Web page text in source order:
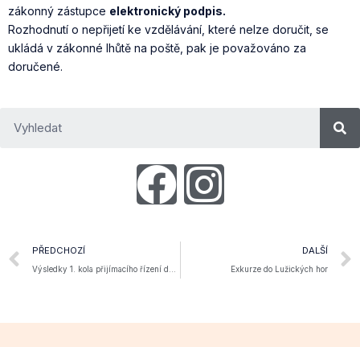
zákonný zástupce elektronický podpis.
Rozhodnutí o nepřijetí ke vzdělávání, které nelze doručit, se
ukládá v zákonné lhůtě na poště, pak je považováno za
doručené.
PŘEDCHOZÍ DALŠÍ
Exkurze do Lužických hor